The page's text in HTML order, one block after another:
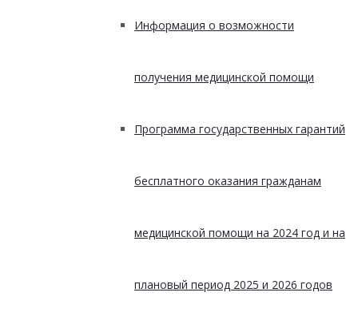
Информация о возможности
получения медицинской помощи
Программа государственных гарантий
бесплатного оказания гражданам
медицинской помощи на 2024 год и на
плановый период 2025 и 2026 годов